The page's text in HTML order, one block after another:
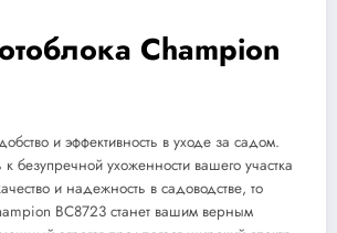
Champion
и эффективность в уходе за садом.
к безупречной ухоженности вашего участка
и надежность в садоводстве, то
BC8723 станет вашим верным